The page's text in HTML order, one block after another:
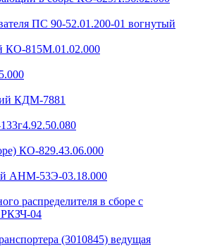
ПС 90-52.01.200-01 вогнутый
КО-815М.01.02.000
КДМ-7881
КО-829.43.06.000
AHМ-53Э-03.18.000
распределителя в сборе с
РКЗЧ-04
(3010845) ведущая